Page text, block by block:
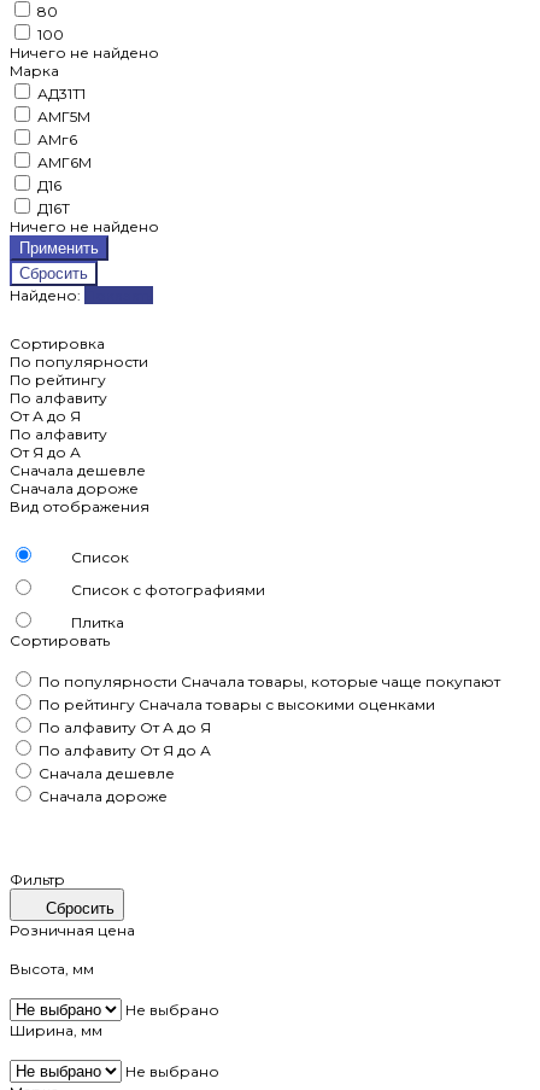
80
100
Ничего не найдено
Марка
АД31Т1
АМГ5М
АМг6
АМГ6М
Д16
Д16Т
Ничего не найдено
Найдено:
Сортировка
По популярности
По рейтингу
По алфавиту
От А до Я
По алфавиту
От Я до А
Сначала дешевле
Сначала дороже
Вид отображения
Список
Список с фотографиями
Плитка
Сортировать
По популярности Сначала товары, которые чаще покупают
По рейтингу Сначала товары с высокими оценками
По алфавиту От А до Я
По алфавиту От Я до А
Сначала дешевле
Сначала дороже
Фильтр
Сбросить
Розничная цена
Высота, мм
Не выбрано
Ширина, мм
Не выбрано